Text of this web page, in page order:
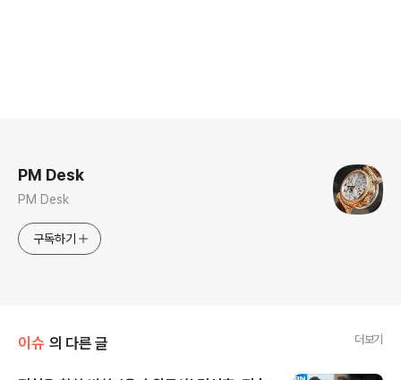
PM Desk
PM Desk
구독하기
이슈 의 다른 글 더보기